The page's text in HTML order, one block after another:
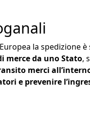
la spedizione
merce da uno Stato,
merci
e prevenire